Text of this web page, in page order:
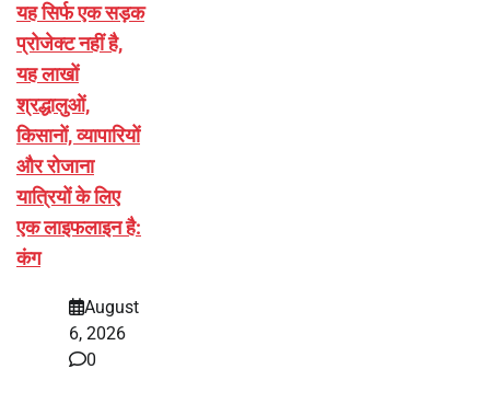
यह सिर्फ एक सड़क
प्रोजेक्ट नहीं है,
यह लाखों
श्रद्धालुओं,
किसानों, व्यापारियों
और रोजाना
यात्रियों के लिए
एक लाइफलाइन है:
कंग
August
6, 2026
0